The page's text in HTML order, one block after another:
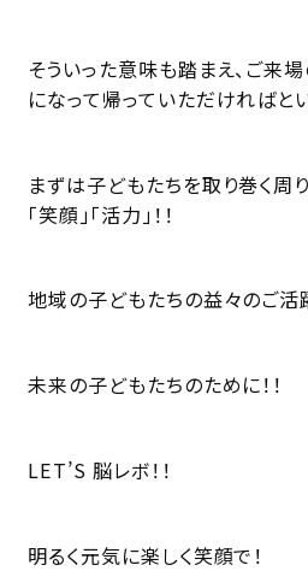
そういった意味も踏まえ、ご来
になって帰っていただければと
まずは子どもたちを取り巻く周
「笑顔」「活力」！！
地域の子どもたちの益々のご活
未来の子どもたちのために！！
LET’S 脳レボ！！
明るく元気に楽しく笑顔で！